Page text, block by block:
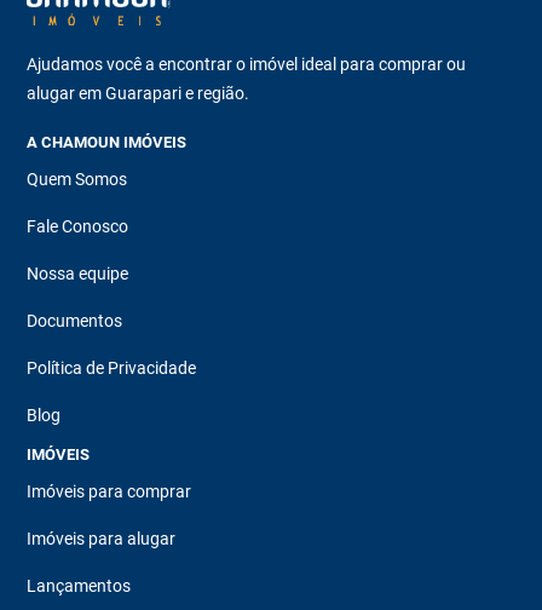
Ajudamos você a encontrar o imóvel ideal para comprar ou
alugar em Guarapari e região.
A CHAMOUN IMÓVEIS
Quem Somos
Fale Conosco
Nossa equipe
Documentos
Política de Privacidade
Blog
IMÓVEIS
Imóveis para comprar
Imóveis para alugar
Lançamentos